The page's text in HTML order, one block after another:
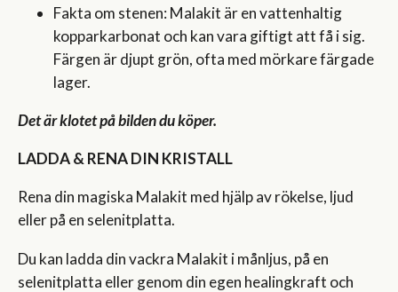
Fakta om stenen: Malakit är en vattenhaltig
kopparkarbonat och kan vara giftigt att få i sig.
Färgen är djupt grön, ofta med mörkare färgade
lager.
Det är klotet på bilden du köper.
LADDA & RENA DIN KRISTALL
Rena din magiska Malakit med hjälp av rökelse, ljud
eller på en selenitplatta.
Du kan ladda din vackra Malakit i månljus, på en
selenitplatta eller genom din egen healingkraft och